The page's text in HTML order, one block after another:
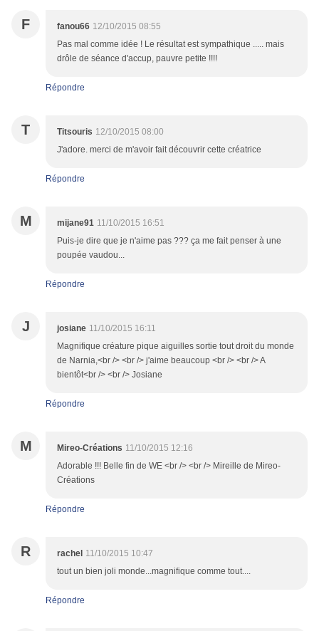
F fanou66 12/10/2015 08:55
Pas mal comme idée ! Le résultat est sympathique ..... mais
drôle de séance d'accup, pauvre petite !!!!
Répondre
T Titsouris 12/10/2015 08:00
J'adore. merci de m'avoir fait découvrir cette créatrice
Répondre
M mijane91 11/10/2015 16:51
Puis-je dire que je n'aime pas ??? ça me fait penser à une
poupée vaudou...
Répondre
J josiane 11/10/2015 16:11
Magnifique créature pique aiguilles sortie tout droit du monde
de Narnia,<br /> <br /> j'aime beaucoup <br /> <br /> A
bientôt<br /> <br /> Josiane
Répondre
M Mireo-Créations 11/10/2015 12:16
Adorable !!! Belle fin de WE <br /> <br /> Mireille de Mireo-
Créations
Répondre
R rachel 11/10/2015 10:47
tout un bien joli monde...magnifique comme tout....
Répondre